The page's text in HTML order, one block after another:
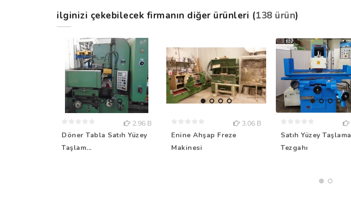
ilginizi çekebilecek firmanın diğer ürünleri (138 ürün)
2.96 B
Döner Tabla Satıh Yüzey
Taşlam...
3.06 B
Enine Ahşap Freze
Makinesi
Satıh Yüzey Taşlama
Tezgahı